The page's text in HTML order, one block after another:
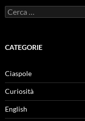
Ricerca
per:
CATEGORIE
Ciaspole
Curiosità
English